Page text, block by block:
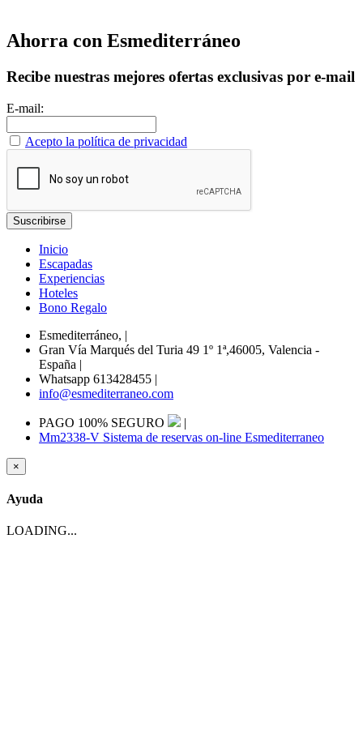
Ahorra con Esmediterráneo
Recibe nuestras mejores ofertas exclusivas por e-mail
E-mail:
Acepto la política de privacidad
Inicio
Escapadas
Experiencias
Hoteles
Bono Regalo
Esmediterráneo, |
Gran Vía Marqués del Turia 49 1º 1ª,46005, Valencia -
España |
Whatsapp 613428455 |
info@esmediterraneo.com
PAGO 100% SEGURO
|
Mm2338-V Sistema de reservas on-line Esmediterraneo
×
Ayuda
LOADING...